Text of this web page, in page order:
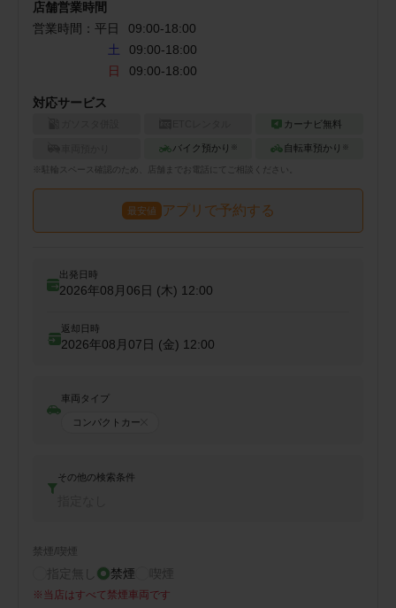
店舗営業時間
営業時間： 平日 09:00-18:00
土
09:00-18:00
日
09:00-18:00
対応サービス
カーナビ無料
バイク預かり ※ 自転車預かり ※
※ スペース確認のため、店舗までお電話にてご相談ください。
最安値 アプリで予約する
出発日時
2026年08月06日 (木) 12:00
返却日時
2026年08月07日 (金) 12:00
車両タイプ
コンパクトカー
その他の検索条件
禁煙/喫煙
指定無し 禁煙 喫煙
※ 当店はすべて禁煙車両です